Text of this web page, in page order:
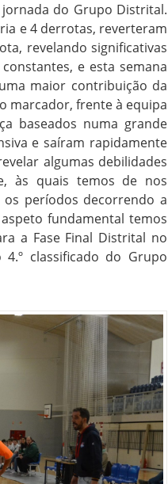
do Grupo Distrital.
e 4 derrotas, reverteram
revelando significativas
e esta semana
maior contribuição da
marcador, frente à equipa
baseados numa grande
e saíram rapidamente
algumas debilidades
às quais temos de nos
períodos decorrendo a
fundamental temos
a Fase Final Distrital no
classificado do Grupo